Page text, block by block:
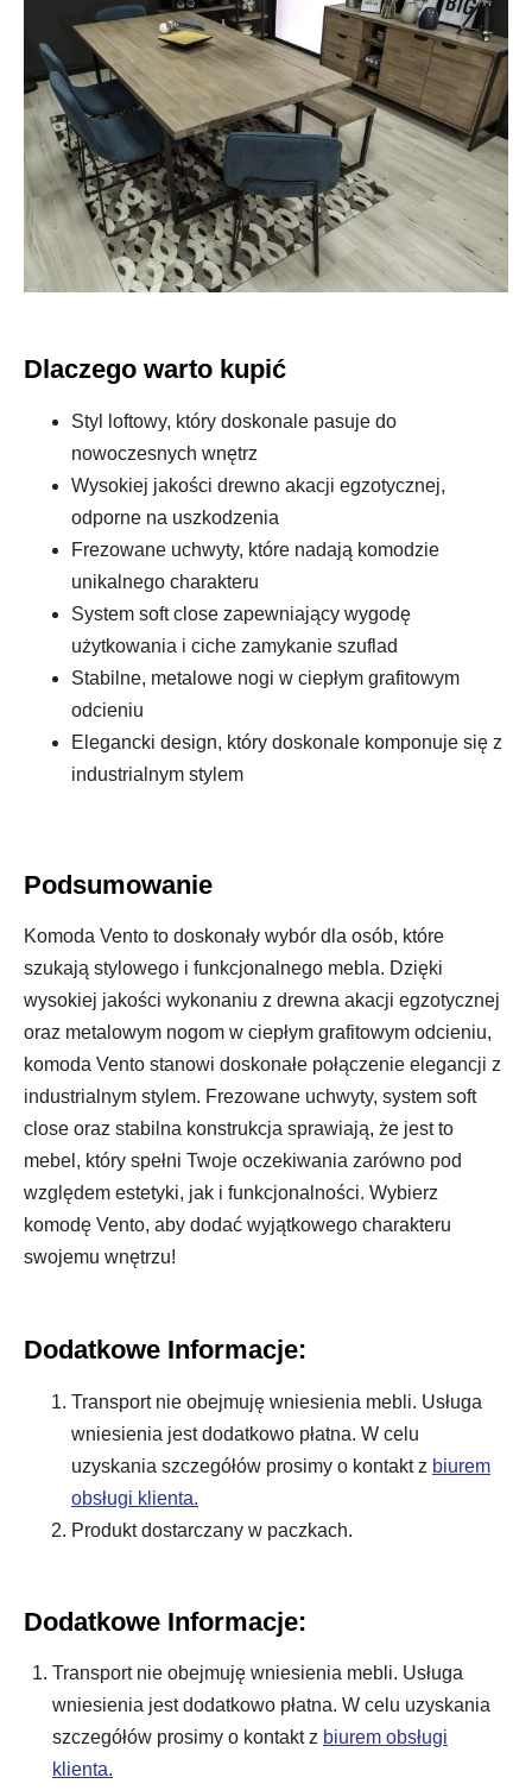
Dlaczego warto kupić
Styl loftowy, który doskonale pasuje do
nowoczesnych wnętrz
Wysokiej jakości drewno akacji egzotycznej,
odporne na uszkodzenia
Frezowane uchwyty, które nadają komodzie
unikalnego charakteru
System soft close zapewniający wygodę
użytkowania i ciche zamykanie szuflad
Stabilne, metalowe nogi w ciepłym grafitowym
odcieniu
Elegancki design, który doskonale komponuje się z
industrialnym stylem
Podsumowanie
Komoda Vento to doskonały wybór dla osób, które
szukają stylowego i funkcjonalnego mebla. Dzięki
wysokiej jakości wykonaniu z drewna akacji egzotycznej
oraz metalowym nogom w ciepłym grafitowym odcieniu,
komoda Vento stanowi doskonałe połączenie elegancji z
industrialnym stylem. Frezowane uchwyty, system soft
close oraz stabilna konstrukcja sprawiają, że jest to
mebel, który spełni Twoje oczekiwania zarówno pod
względem estetyki, jak i funkcjonalności. Wybierz
komodę Vento, aby dodać wyjątkowego charakteru
swojemu wnętrzu!
Dodatkowe Informacje:
Transport nie obejmuję wniesienia mebli. Usługa
wniesienia jest dodatkowo płatna. W celu
uzyskania szczegółów prosimy o kontakt z biurem
obsługi klienta.
Produkt dostarczany w paczkach.
Dodatkowe Informacje:
Transport nie obejmuję wniesienia mebli. Usługa
wniesienia jest dodatkowo płatna. W celu uzyskania
szczegółów prosimy o kontakt z biurem obsługi
klienta.